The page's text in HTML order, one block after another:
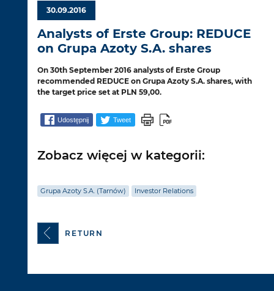
30.09.2016
Analysts of Erste Group: REDUCE
on Grupa Azoty S.A. shares
On 30th September 2016 analysts of Erste Group
recommended REDUCE on Grupa Azoty S.A. shares, with
the target price set at PLN 59,00.
Udostępnij Tweet
Zobacz więcej w kategorii:
Grupa Azoty S.A. (Tarnów) Investor Relations
RETURN